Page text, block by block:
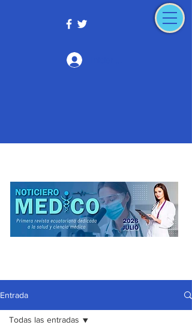
Entrada
Todas las entradas